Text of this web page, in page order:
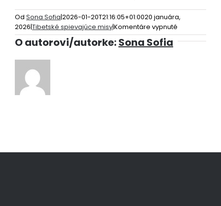
Od Sona Sofia|2026-01-20T21:16:05+01:0020 januára,
2026|Tibetské spievajúce misy|Komentáre vypnuté
Tibetské
O autorovi/autorke:Sona Sofia